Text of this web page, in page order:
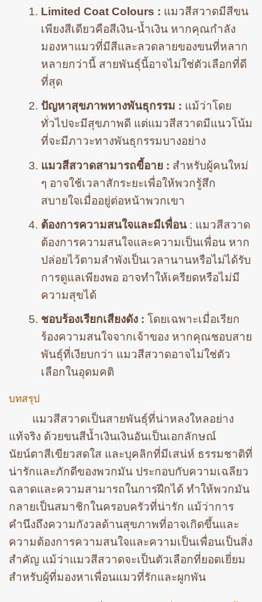
Limited Coat Colours : แมวสีสวาดมีสีขน
เพียงสีเดียวคือสีเงิน-น้ำเงิน หากคุณกำลัง
มองหาแมวที่มีสีและลวดลายของขนที่หลาก
หลายกว่านี้ สายพันธุ์นี้อาจไม่ใช่ตัวเลือกที่ดี
ที่สุด
ปัญหาสุขภาพทางพันธุกรรม : แม้ว่าโดย
ทั่วไปจะมีสุขภาพดี แต่แมวสีสวาดมีแนวโน้ม
ที่จะมีภาวะทางพันธุกรรมบางอย่าง
แมวสีสวาดสามารถขี้อาย : สำหรับผู้คนใหม่
ๆ อาจใช้เวลาสักระยะเพื่อให้พวกรู้สึก
สบายใจเมื่ออยู่ต่อหน้าพวกเขา
ต้องการความสนใจและมีเพื่อน : แมวสีสวาด
ต้องการความสนใจและความเป็นเพื่อน หาก
ปล่อยไว้ตามลำพังเป็นเวลานานหรือไม่ได้รับ
การดูแลเพียงพอ อาจทำให้เครียดหรือไม่มี
ความสุขได้
ชอบร้องเรียกเสียงดัง : โดยเฉพาะเมื่อเรียก
ร้องความสนใจจากเจ้าของ หากคุณชอบสาย
พันธุ์ที่เงียบกว่า แมวสีสวาดอาจไม่ใช่ตัว
เลือกในอุดมคติ
บทสรุป
แมวสีสวาดเป็นสายพันธุ์ที่น่าหลงใหลอย่าง
แท้จริง ด้วยขนสีน้ำเงินเงินอันเป็นเอกลักษณ์
นัยน์ตาสีเขียวสดใส และบุคลิกที่มีเสน่ห์ ธรรมชาติที่
น่ารักและภักดีของพวกมัน ประกอบกับความเฉลียว
ฉลาดและความสามารถในการฝึกได้ ทำให้พวกมัน
กลายเป็นสมาชิกในครอบครัวที่น่ารัก แม้ว่าการ
คำนึงถึงความกังวลด้านสุขภาพที่อาจเกิดขึ้นและ
ความต้องการความสนใจและความเป็นเพื่อนเป็นสิ่ง
สำคัญ แม้ว่าแมวสีสวาดจะเป็นตัวเลือกที่ยอดเยี่ยม
สำหรับผู้ที่มองหาเพื่อนแมวที่รักและผูกพัน